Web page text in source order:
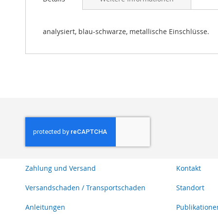
analysiert, blau-schwarze, metallische Einschlüsse.
Zahlung und Versand
Versandschaden / Transportschaden
Anleitungen
Kontakt
Standort